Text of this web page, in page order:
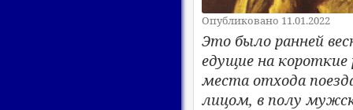
Опубликовано 11.01.2022
Это было ранней
едущие на
места отхода
лицом, в полу